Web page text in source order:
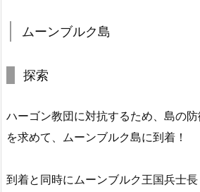
ムーンブルク島
探索
ハーゴン教団に対抗するため、島の
を求めて、ムーンブルク島に到着！
到着と同時にムーンブルク王国兵士